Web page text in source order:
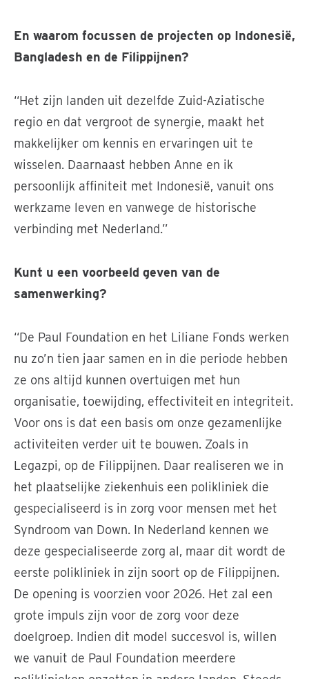
En waarom focussen de projecten op Indonesië,
Bangladesh en de Filippijnen?
“Het zijn landen uit dezelfde Zuid-Aziatische
regio en dat vergroot de synergie, maakt het
makkelijker om kennis en ervaringen uit te
wisselen. Daarnaast hebben Anne en ik
persoonlijk affiniteit met Indonesië, vanuit ons
werkzame leven en vanwege de historische
verbinding met Nederland.”
Kunt u een voorbeeld geven van de
samenwerking?
“De Paul Foundation en het Liliane Fonds werken
nu zo’n tien jaar samen en in die periode hebben
ze ons altijd kunnen overtuigen met hun
organisatie, toewijding, effectiviteit en integriteit.
Voor ons is dat een basis om onze gezamenlijke
activiteiten verder uit te bouwen. Zoals in
Legazpi, op de Filippijnen. Daar realiseren we in
het plaatselijke ziekenhuis een polikliniek die
gespecialiseerd is in zorg voor mensen met het
Syndroom van Down. In Nederland kennen we
deze gespecialiseerde zorg al, maar dit wordt de
eerste polikliniek in zijn soort op de Filippijnen.
De opening is voorzien voor 2026. Het zal een
grote impuls zijn voor de zorg voor deze
doelgroep. Indien dit model succesvol is, willen
we vanuit de Paul Foundation meerdere